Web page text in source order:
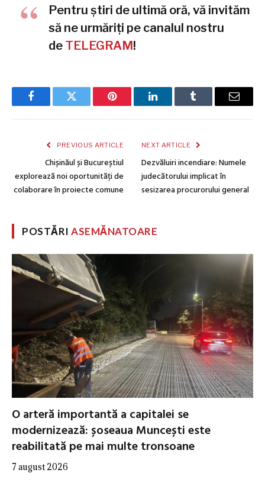
Pentru știri de ultimă oră, vă invităm
să ne urmăriți pe canalul nostru
de TELEGRAM!
FacebookTwitter Pinterest LinkedInTumblr Email
PREVIOUS ARTICLE
Chișinăul și Bucureștiul
explorează noi oportunități de
colaborare în proiecte comune
NEXT ARTICLE
Dezvăluiri incendiare: Numele
judecătorului implicat în
sesizarea procurorului general
POSTĂRIASEMĂNATOARE
O arteră importantă a capitalei se
modernizează: șoseaua Muncești este
reabilitată pe mai multe tronsoane
7 august 2026